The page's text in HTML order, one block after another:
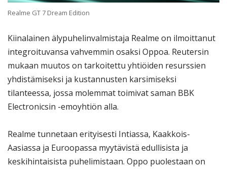
Realme GT 7 Dream Edition
Kiinalainen älypuhelinvalmistaja Realme on ilmoittanut
integroituvansa vahvemmin osaksi Oppoa. Reutersin
mukaan muutos on tarkoitettu yhtiöiden resurssien
yhdistämiseksi ja kustannusten karsimiseksi
tilanteessa, jossa molemmat toimivat saman BBK
Electronicsin -emoyhtiön alla.
Realme tunnetaan erityisesti Intiassa, Kaakkois-
Aasiassa ja Euroopassa myytävistä edullisista ja
keskihintaisista puhelimistaan. Oppo puolestaan on